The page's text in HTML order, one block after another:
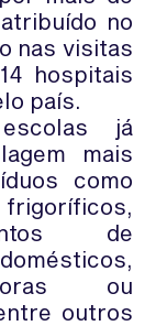
no
nas visitas
hospitais
país.
já
mais
como
de
ou
outros